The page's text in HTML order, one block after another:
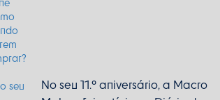
No seu 11.º aniversário, a Macro